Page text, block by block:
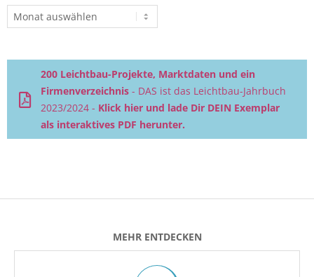
Beitragsarchiv
200 Leichtbau-Projekte, Marktdaten und ein
Firmenverzeichnis - DAS ist das Leichtbau-Jahrbuch
2023/2024 - Klick hier und lade Dir DEIN Exemplar
als interaktives PDF herunter.
MEHR ENTDECKEN